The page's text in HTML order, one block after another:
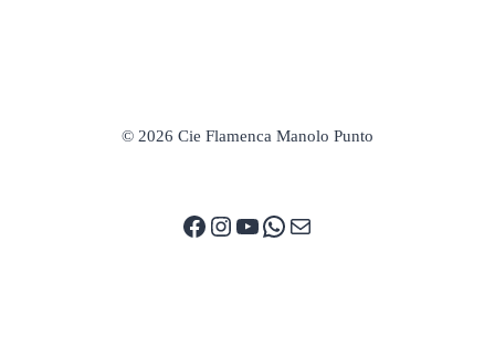
© 2026 Cie Flamenca Manolo Punto
Facebook
Instagram
YouTube
WhatsApp
E-mail